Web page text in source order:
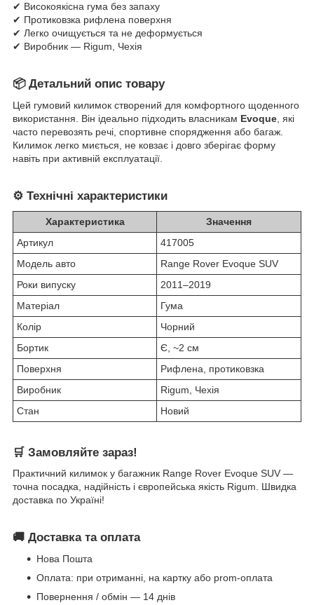
✔ Високоякісна гума без запаху
✔ Протиковзка рифлена поверхня
✔ Легко очищується та не деформується
✔ Виробник — Rigum, Чехія
📦 Детальний опис товару
Цей гумовий килимок створений для комфортного щоденного
використання. Він ідеально підходить власникам Evoque , які
часто перевозять речі, спортивне спорядження або багаж.
Килимок легко миється, не ковзає і довго зберігає форму
навіть при активній експлуатації.
⚙️ Технічні характеристики
Характеристика
Значення
Артикул
417005
Модель авто
Range Rover Evoque SUV
Роки випуску
2011–2019
Матеріал
Гума
Колір
Чорний
Бортик
Є, ~2 см
Поверхня
Рифлена, протиковзка
Виробник
Rigum, Чехія
Стан
Новий
🛒 Замовляйте зараз!
Практичний килимок у багажник Range Rover Evoque SUV —
точна посадка, надійність і європейська якість Rigum. Швидка
доставка по Україні!
🚚 Доставка та оплата
Нова Пошта
Оплата: при отриманні, на картку або prom-оплата
Повернення / обмін — 14 днів